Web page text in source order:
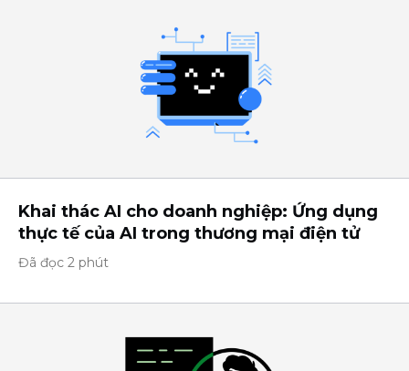
Khai thác AI cho doanh nghiệp: Ứng dụng
thực tế của AI trong thương mại điện tử
Đã đọc 2 phút